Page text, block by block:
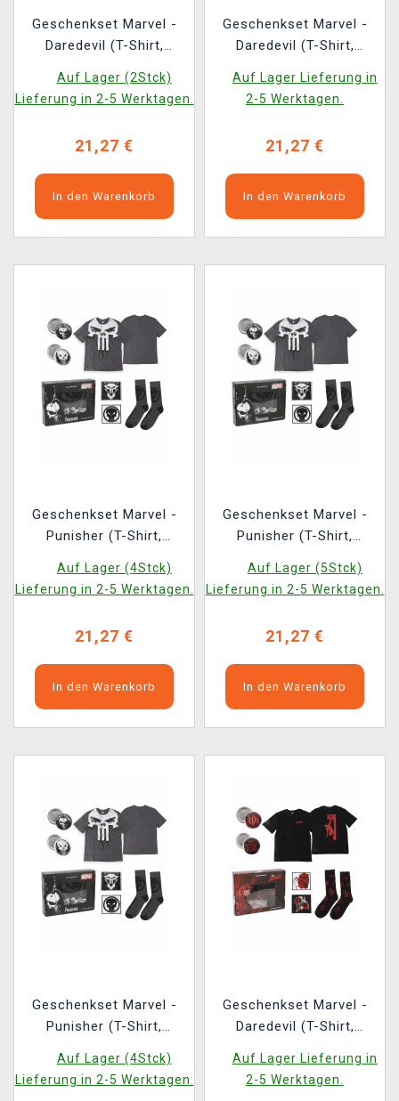
Geschenkset Marvel -
Daredevil (T-Shirt,
Socken) (Größe XL)
Auf Lager (2Stck)
Lieferung in 2-5 Werktagen.
21,27 €
In den Warenkorb
Geschenkset Marvel -
Daredevil (T-Shirt,
Socken) (Größe L)
Auf Lager Lieferung in
2-5 Werktagen.
21,27 €
In den Warenkorb
Geschenkset Marvel -
Punisher (T-Shirt,
Socken) (Größe XL)
Auf Lager (4Stck)
Lieferung in 2-5 Werktagen.
21,27 €
In den Warenkorb
Geschenkset Marvel -
Punisher (T-Shirt,
Socken) (Größe L)
Auf Lager (5Stck)
Lieferung in 2-5 Werktagen.
21,27 €
In den Warenkorb
Geschenkset Marvel -
Punisher (T-Shirt,
Socken) (Größe M)
Auf Lager (4Stck)
Lieferung in 2-5 Werktagen.
Geschenkset Marvel -
Daredevil (T-Shirt,
Socken) (Größe M)
Auf Lager Lieferung in
2-5 Werktagen.